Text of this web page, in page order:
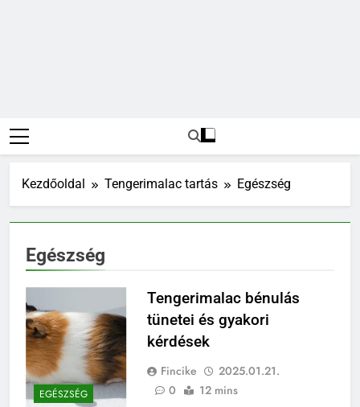
Kezdőoldal Tengerimalac tartás Egészség
Egészség
EGÉSZSÉG
Tengerimalac bénulás
tünetei és gyakori
kérdések
Fincike
2025.01.21.
0
12 mins